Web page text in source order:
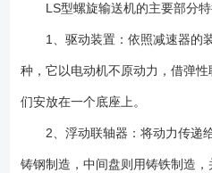
LS型螺旋输送机的主要部分特
1、驱动装置：依照减速器的
种，它以电动机不原动力，借弹
们安放在一个底座上。
2、浮动联轴器：将动力传递
铸钢制造，中间盘则用铸铁制造，